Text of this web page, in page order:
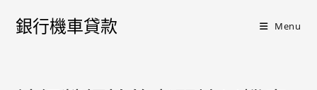
銀行機車貸款 Menu